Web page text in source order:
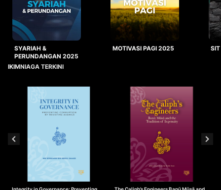
SYARIAH &
PERUNDANGAN 2025
MOTIVASI PAGI 2025
IKIMNIAGA TERKINI